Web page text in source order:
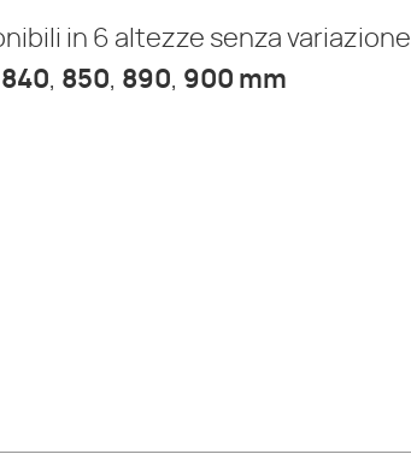
in 6 altezze senza variazione
840 850 890 900 mm